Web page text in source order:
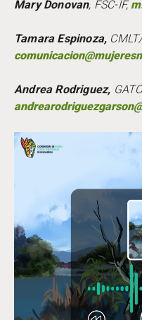
Mary Donovan, FSC-IF,
Tamara Espinoza,
Andrea Rodriguez,